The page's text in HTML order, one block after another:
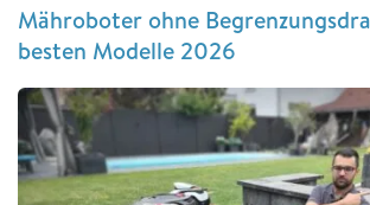
Mähroboter ohne
besten Modelle 2026